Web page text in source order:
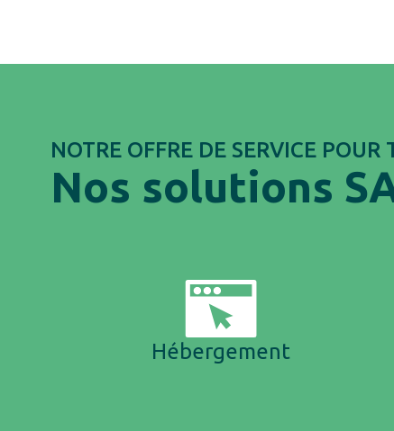
NOTRE OFFRE DE SERVICE
Nos solutions
Hébergement